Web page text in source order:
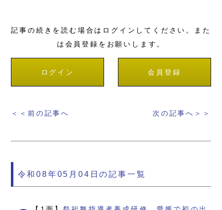
記事の続きを読む場合はログインしてください。また
は会員登録をお願いします。
ログイン 会員登録
＜＜前の記事へ 次の記事へ＞＞
令和08年05月04日の記事一覧